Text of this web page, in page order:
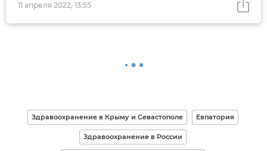
11 апреля 2022, 13:55
Здравоохранение в Крыму и Севастополе Евпатория
Здравоохранение в России